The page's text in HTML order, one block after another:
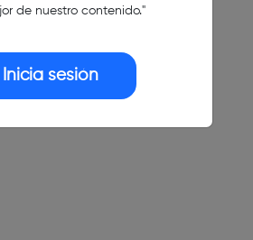
de nuestro contenido."
Inicia sesión